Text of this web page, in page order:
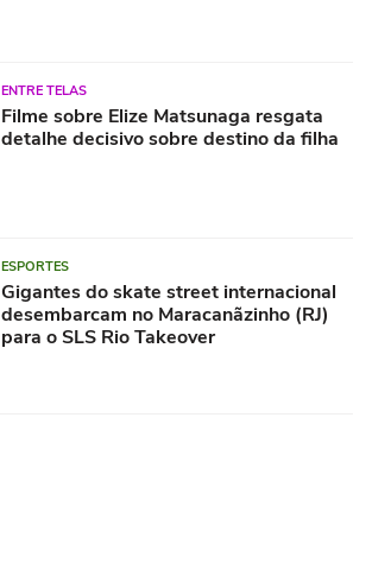
ENTRE TELAS
Filme sobre Elize Matsunaga resgata
detalhe decisivo sobre destino da filha
ESPORTES
Gigantes do skate street internacional
desembarcam no Maracanãzinho (RJ)
para o SLS Rio Takeover